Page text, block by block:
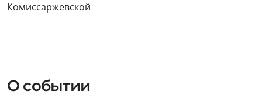
Комиссаржевской
О событии